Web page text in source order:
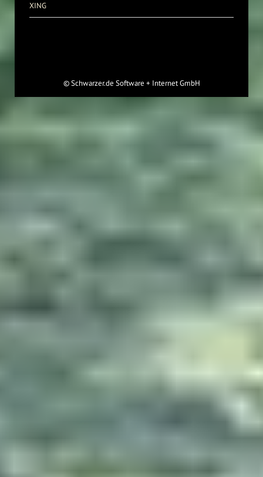
XING
©Schwarzer.de Software + Internet GmbH